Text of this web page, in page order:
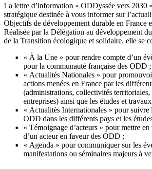
La lettre d’information « ODDyssée vers 2030
stratégique destinée à vous informer sur
Objectifs de développement durable en France
Réalisée par la Délégation au développement
de la Transition écologique et solidaire, elle se
« À la Une » pour rendre compte d’un
pour la communauté française des ODD ;
« Actualités Nationales » pour
actions menées en France par les
(administrations, collectivités territoriales,
entreprises) ainsi que les études et
« Actualités Internationales » pour suivre
ODD dans les différents pays et les
« Témoignage d’acteurs » pour mettre
d’un acteur en faveur des ODD ;
« Agenda » pour communiquer sur les
manifestations ou séminaires majeurs à